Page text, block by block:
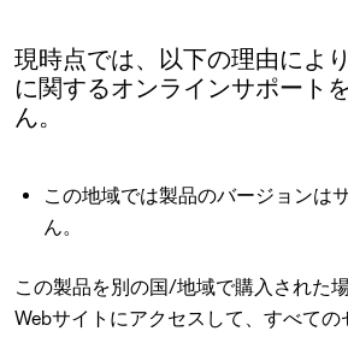
現時点では、以下の理由によ
に関するオンラインサポート
ん。
この地域では製品のバージョンは
ん。
この製品を別の国/地域で購入された
Webサイトにアクセスして、すべて